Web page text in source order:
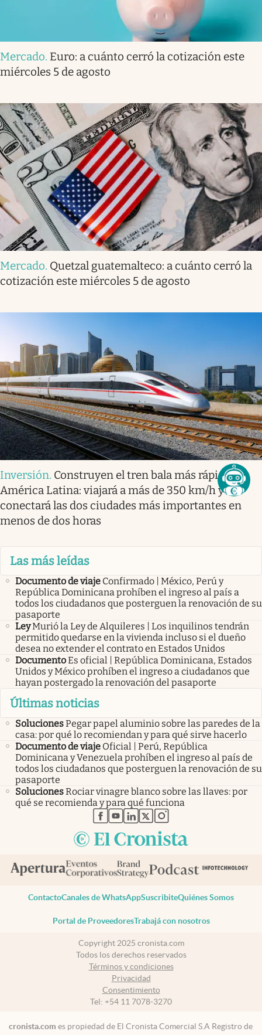
Mercado. Euro: a cuánto cerró la cotización este
miércoles 5 de agosto
Mercado. Quetzal guatemalteco: a cuánto cerró la
cotización este miércoles 5 de agosto
Inversión. Construyen el tren bala más rápido
América Latina: viajará a más de 350 km/h y
conectará las dos ciudades más importantes en
menos de dos horas
Las más leídas
Documento de viaje Confirmado | México, Perú y
República Dominicana prohíben el ingreso al país a
todos los ciudadanos que posterguen la renovación de su
pasaporte
LeyMurió la Ley de Alquileres | Los inquilinos tendrán
permitido quedarse en la vivienda incluso si el dueño
desea no extender el contrato en Estados Unidos
DocumentoEs oficial | República Dominicana, Estados
Unidos y México prohíben el ingreso a ciudadanos que
hayan postergado la renovación del pasaporte
Últimas noticias
SolucionesPegar papel aluminio sobre las paredes de la
casa: por qué lo recomiendan y para qué sirve hacerlo
Documento de viaje Oficial | Perú, República
Dominicana y Venezuela prohíben el ingreso al país de
todos los ciudadanos que posterguen la renovación de su
pasaporte
SolucionesRociar vinagre blanco sobre las llaves: por
qué se recomienda y para qué funciona
abre en nueva pestaña
abre en nueva pestaña
abre en nueva pestaña
abre en nueva pestaña
abre en nueva pestaña
ContactoCanales de WhatsAppSuscribiteQuiénes Somos
Portal de ProveedoresTrabajá con nosotros
Copyright 2025 cronista.com
Todos los derechos reservados
Términos y condiciones
Privacidad
Consentimiento
Tel: +54 11 7078-3270
cronista.com es propiedad de El Cronista Comercial S.A Registro de